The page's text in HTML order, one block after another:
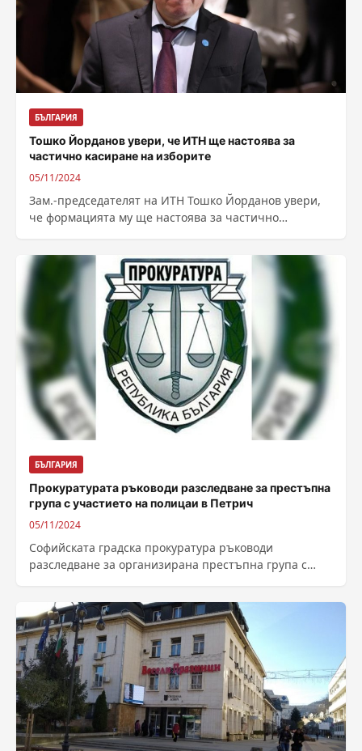
БЪЛГАРИЯ
Тошко Йорданов увери, че ИТН ще настоява за
частично касиране на изборите
05/11/2024
Зам.-председателят на ИТН Тошко Йорданов увери,
че формацията му ще настоява за частично
БЪЛГАРИЯ
Прокуратурата ръководи разследване за престъпна
група с участието на полицаи в Петрич
05/11/2024
Софийската градска прокуратура ръководи
разследване за организирана престъпна група с
управление в Петрич. Това...